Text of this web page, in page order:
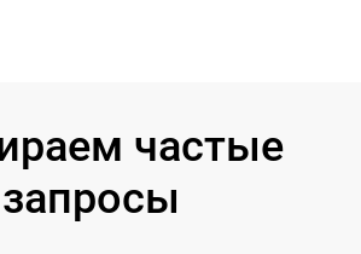
частые
запросы